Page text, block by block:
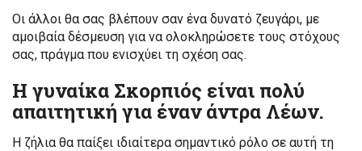
Οι άλλοι θα σας βλέπουν σαν ένα δυνατό ζευγάρι, με
αμοιβαία δέσμευση για να ολοκληρώσετε τους στόχους
σας, πράγμα που ενισχύει τη σχέση σας.
Η γυναίκα Σκορπιός είναι πολύ
απαιτητική για έναν άντρα Λέων.
Η ζήλια θα παίξει ιδιαίτερα σημαντικό ρόλο σε αυτή τη